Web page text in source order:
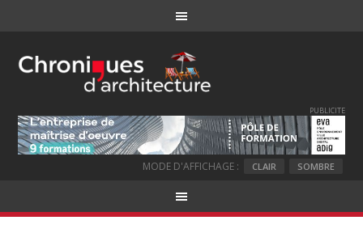
PUBLICITE
MODE D'AFFICHAGE : CLAIR SOMBRE